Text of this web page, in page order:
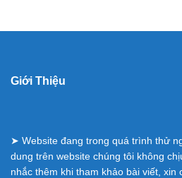
Giới Thiệu
➤ Website đang trong quá trình thử
dung trên website chúng tôi không
nhắc thêm khi tham khảo bài viết, xin